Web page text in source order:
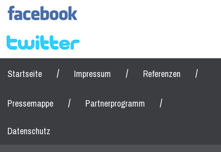
Startseite / Impressum / Referenzen /
Pressemappe / Partnerprogramm /
Datenschutz